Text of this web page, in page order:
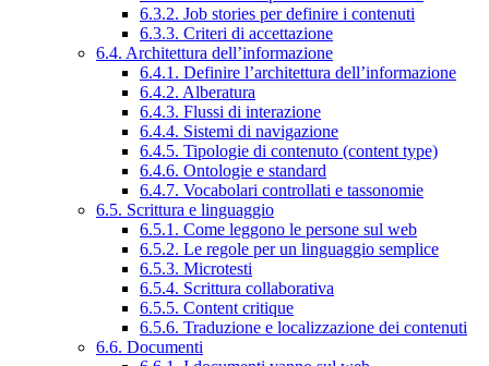
6.3.2. Job stories per definire i contenuti
6.3.3. Criteri di accettazione
6.4. Architettura dell’informazione
6.4.1. Definire l’architettura dell’informazione
6.4.2. Alberatura
6.4.3. Flussi di interazione
6.4.4. Sistemi di navigazione
6.4.5. Tipologie di contenuto (content type)
6.4.6. Ontologie e standard
6.4.7. Vocabolari controllati e tassonomie
6.5. Scrittura e linguaggio
6.5.1. Come leggono le persone sul web
6.5.2. Le regole per un linguaggio semplice
6.5.3. Microtesti
6.5.4. Scrittura collaborativa
6.5.5. Content critique
6.5.6. Traduzione e localizzazione dei contenuti
6.6. Documenti